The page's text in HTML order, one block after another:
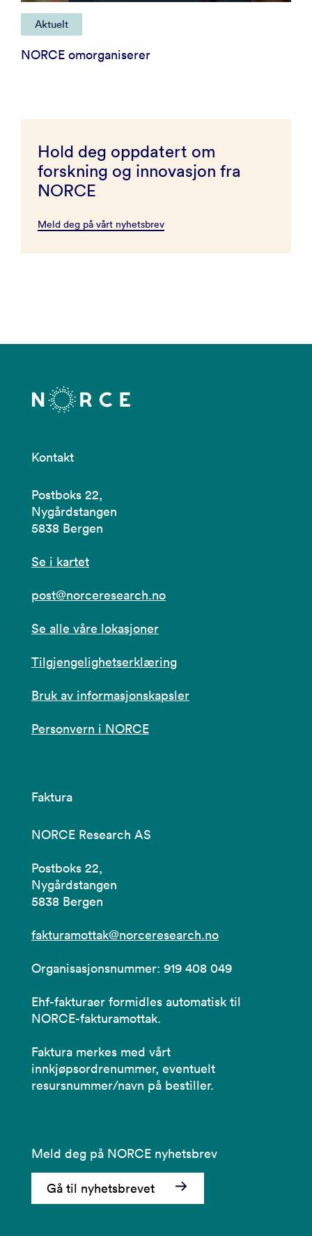
Aktuelt
NORCE omorganiserer
Hold deg oppdatert om
forskning og innovasjon fra
NORCE
Meld deg på vårt nyhetsbrev
Kontakt
Postboks 22,
Nygårdstangen
5838 Bergen
Se i kartet
post@norceresearch.no
Se alle våre lokasjoner
Tilgjengelighetserklæring
Bruk av informasjonskapsler
Personvern i NORCE
Faktura
NORCE Research AS
Postboks 22,
Nygårdstangen
5838 Bergen
fakturamottak@norceresearch.no
Organisasjonsnummer: 919 408 049
Ehf-fakturaer formidles automatisk til
NORCE-fakturamottak.
Faktura merkes med vårt
innkjøpsordrenummer, eventuelt
resursnummer/navn på bestiller.
Meld deg på NORCE nyhetsbrev
Gå til nyhetsbrevet